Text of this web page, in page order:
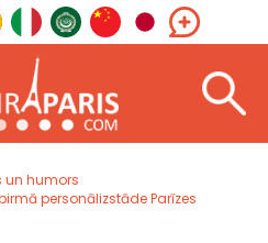
un humors
personālizstāde Parīzes